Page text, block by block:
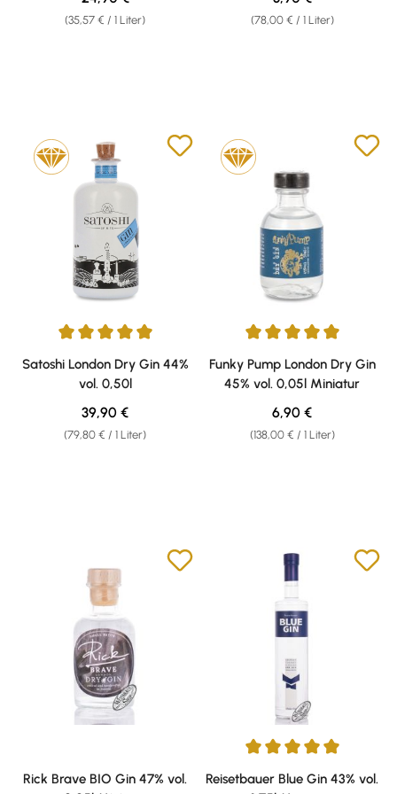
(35,57 € / 1 Liter) (78,00 € / 1 Liter)
Durchschnittliche Bewertung von 5 von 5 Sternen
Satoshi London Dry Gin 44%
vol. 0,50l
(79,80 € / 1 Liter)
Regulärer Preis:
39,90 €
Durchschnittliche Bewertung
Funky Pump London Dry Gin
45% vol. 0,05l Miniatur
(138,00 € / 1 Liter)
Regulärer Preis:
6,90 €
Rick Brave BIO Gin 47% vol.
Durchschnittliche Bewertung
Reisetbauer Blue Gin 43% vol.